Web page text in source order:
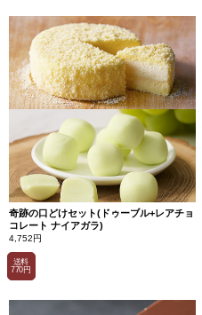
奇跡の口どけセット(ドゥーブル+レアチョ
コレート ナイアガラ)
4,752円
送料
770円